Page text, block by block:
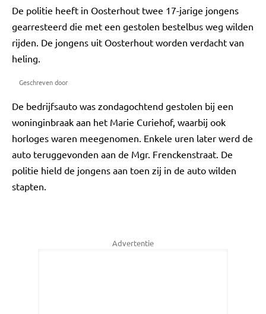
De politie heeft in Oosterhout twee 17-jarige jongens
gearresteerd die met een gestolen bestelbus weg wilden
rijden. De jongens uit Oosterhout worden verdacht van
heling.
Geschreven door
De bedrijfsauto was zondagochtend gestolen bij een
woninginbraak aan het Marie Curiehof, waarbij ook
horloges waren meegenomen. Enkele uren later werd de
auto teruggevonden aan de Mgr. Frenckenstraat. De
politie hield de jongens aan toen zij in de auto wilden
stapten.
Advertentie